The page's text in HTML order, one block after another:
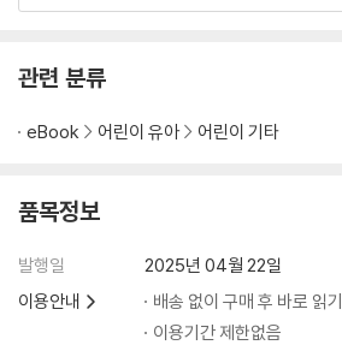
관련 분류
eBook 어린이 유아 어린이 기타
품목정보
발행일
2025년 04월 22일
이용안내
배송 없이 구매 후 바로 읽기
이용기간 제한없음